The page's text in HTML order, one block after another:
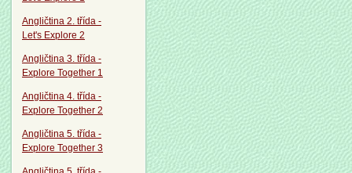
Angličtina 2. třída -
Let's Explore 2
Angličtina 3. třída -
Explore Together 1
Angličtina 4. třída -
Explore Together 2
Angličtina 5. třída -
Explore Together 3